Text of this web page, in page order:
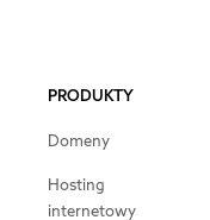
PRODUKTY
Domeny
Hosting
internetowy